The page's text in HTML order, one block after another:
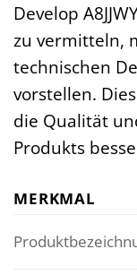
Develop
zu vermitteln,
technischen
vorstellen.
die Qualität
Produkts
MERKMAL